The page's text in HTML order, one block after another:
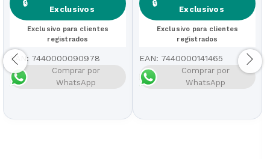
🔒
Exclusivos
Exclusivo para clientes
registrados
EAN: 7440000090978
Comprar por
WhatsApp
🔒
Exclusivos
Exclusivo para clientes
registrados
EAN: 7440000141465
Comprar por
WhatsApp